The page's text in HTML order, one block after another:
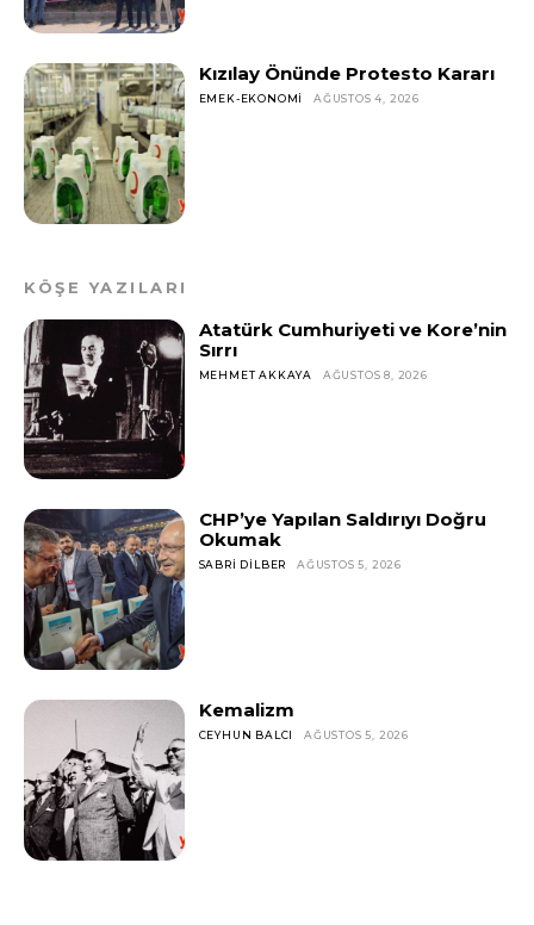
Kızılay Önünde Protesto Kararı
EMEK-EKONOMI AĞUSTOS 4, 2026
KÖŞE YAZILARI
Atatürk Cumhuriyeti ve Kore’nin
Sırrı
MEHMET AKKAYA AĞUSTOS 8, 2026
CHP’ye Yapılan Saldırıyı Doğru
Okumak
SABRI DILBER AĞUSTOS 5, 2026
Kemalizm
CEYHUN BALCI AĞUSTOS 5, 2026